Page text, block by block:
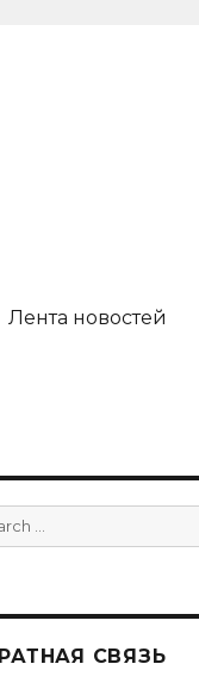
Лента новостей
СВЯЗЬ